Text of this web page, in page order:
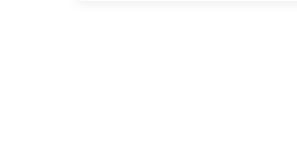
Мы принимаем платежи с сайта по